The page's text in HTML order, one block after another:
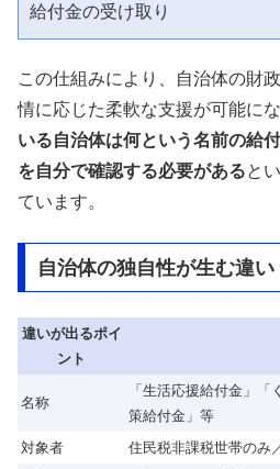
この仕組みにより、自治体の財
情に応じた柔軟な支援が可能にな
いる自治体は何という名前の給
を自分で確認する必要があると
ています。
自治体の独自性が生む違い
違いが出るポイ
ント
名称
「生活応援給付金」
策給付金」等
対象者
住民税非課税世帯のみ